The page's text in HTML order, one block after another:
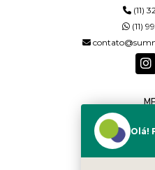
(11)
(11)
Olá!